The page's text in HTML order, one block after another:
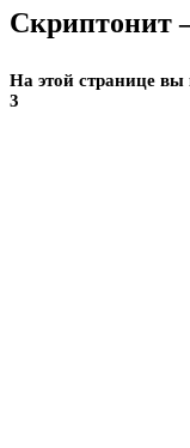
Скриптонит
На этой странице
3